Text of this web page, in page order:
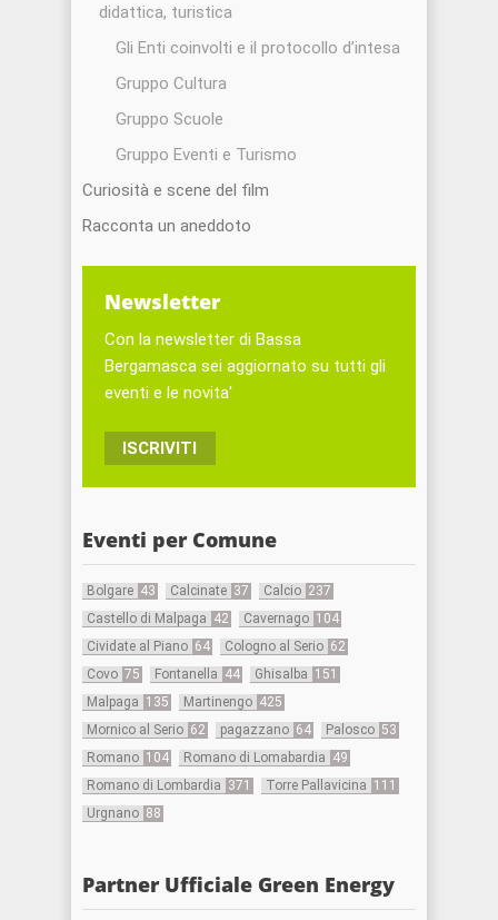
didattica, turistica
Gli Enti coinvolti e il protocollo d’intesa
Gruppo Cultura
Gruppo Scuole
Gruppo Eventi e Turismo
Curiosità e scene del film
Racconta un aneddoto
Newsletter
Con la newsletter di Bassa
Bergamasca sei aggiornato su tutti gli
eventi e le novita'
ISCRIVITI
Eventi per Comune
Bolgare 43 Calcinate 37 Calcio 237
Castello di Malpaga 42 Cavernago 104
Cividate al Piano 64 Cologno al Serio 62
Covo 75 Fontanella 44 Ghisalba 151
Malpaga 135 Martinengo 425
Mornico al Serio 62 pagazzano 64 Palosco 53
Romano 104 Romano di Lomabardia 49
Romano di Lombardia 371 Torre Pallavicina 111
Urgnano 88
Partner Ufficiale Green Energy